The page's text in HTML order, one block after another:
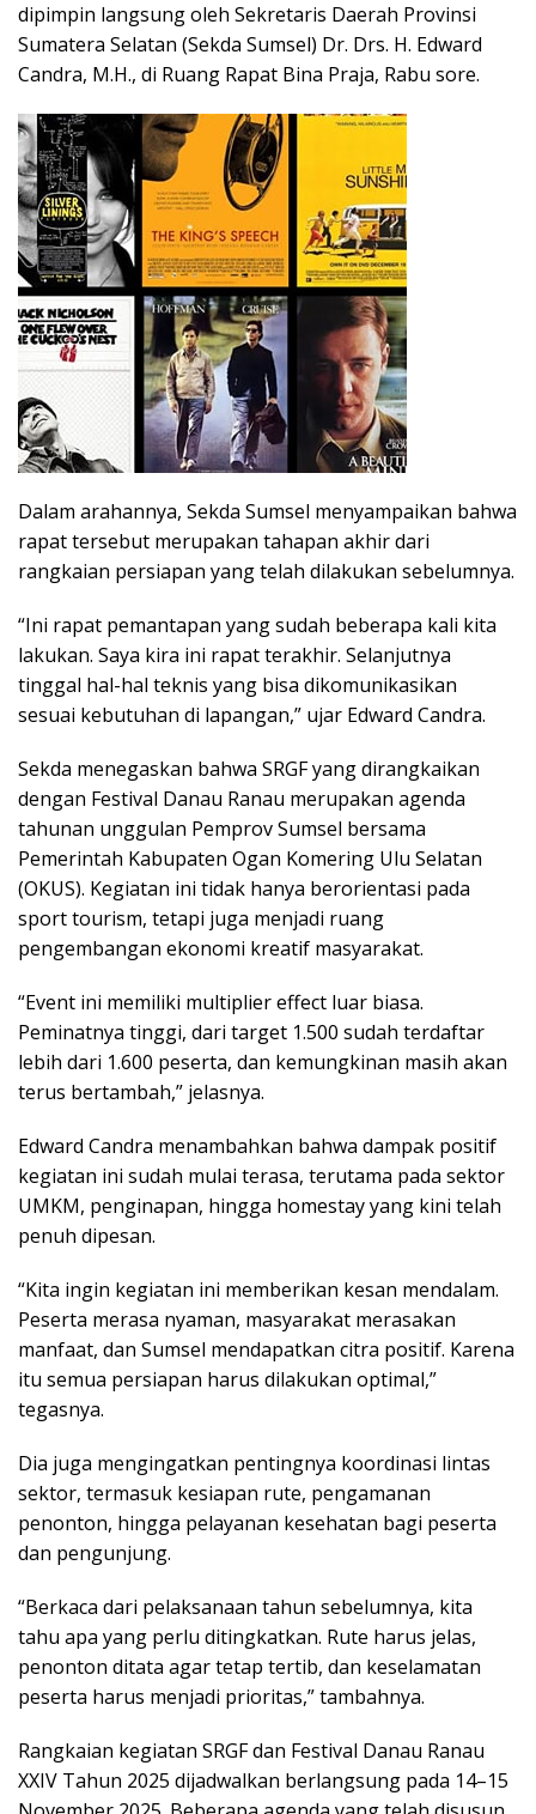
dipimpin langsung oleh Sekretaris Daerah Provinsi
Sumatera Selatan (Sekda Sumsel) Dr. Drs. H. Edward
Candra, M.H., di Ruang Rapat Bina Praja, Rabu sore.
Dalam arahannya, Sekda Sumsel menyampaikan bahwa
rapat tersebut merupakan tahapan akhir dari
rangkaian persiapan yang telah dilakukan sebelumnya.
“Ini rapat pemantapan yang sudah beberapa kali kita
lakukan. Saya kira ini rapat terakhir. Selanjutnya
tinggal hal-hal teknis yang bisa dikomunikasikan
sesuai kebutuhan di lapangan,” ujar Edward Candra.
Sekda menegaskan bahwa SRGF yang dirangkaikan
dengan Festival Danau Ranau merupakan agenda
tahunan unggulan Pemprov Sumsel bersama
Pemerintah Kabupaten Ogan Komering Ulu Selatan
(OKUS). Kegiatan ini tidak hanya berorientasi pada
sport tourism, tetapi juga menjadi ruang
pengembangan ekonomi kreatif masyarakat.
“Event ini memiliki multiplier effect luar biasa.
Peminatnya tinggi, dari target 1.500 sudah terdaftar
lebih dari 1.600 peserta, dan kemungkinan masih akan
terus bertambah,” jelasnya.
Edward Candra menambahkan bahwa dampak positif
kegiatan ini sudah mulai terasa, terutama pada sektor
UMKM, penginapan, hingga homestay yang kini telah
penuh dipesan.
“Kita ingin kegiatan ini memberikan kesan mendalam.
Peserta merasa nyaman, masyarakat merasakan
manfaat, dan Sumsel mendapatkan citra positif. Karena
itu semua persiapan harus dilakukan optimal,”
tegasnya.
Dia juga mengingatkan pentingnya koordinasi lintas
sektor, termasuk kesiapan rute, pengamanan
penonton, hingga pelayanan kesehatan bagi peserta
dan pengunjung.
“Berkaca dari pelaksanaan tahun sebelumnya, kita
tahu apa yang perlu ditingkatkan. Rute harus jelas,
penonton ditata agar tetap tertib, dan keselamatan
peserta harus menjadi prioritas,” tambahnya.
Rangkaian kegiatan SRGF dan Festival Danau Ranau
XXIV Tahun 2025 dijadwalkan berlangsung pada 14–15